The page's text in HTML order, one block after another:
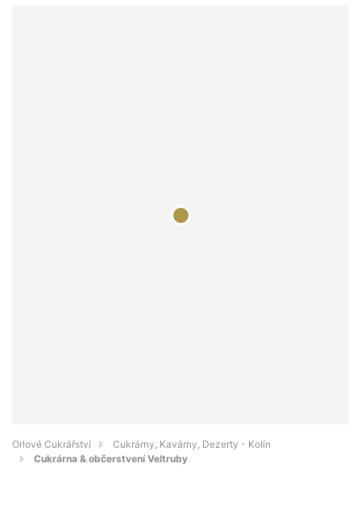
Orlové Cukrářství
Cukrárny, Kavárny, Dezerty - Kolín
Cukrárna & občerstvení Veltruby